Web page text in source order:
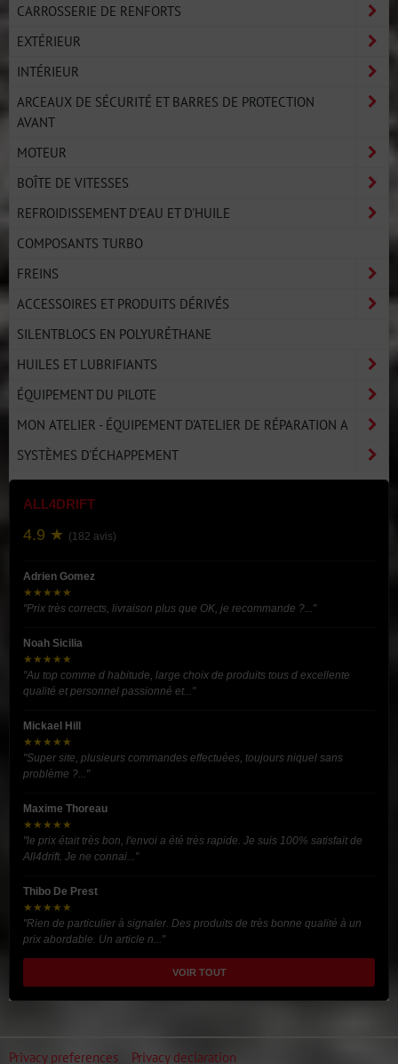
CARROSSERIE DE RENFORTS
EXTÉRIEUR
INTÉRIEUR
ARCEAUX DE SÉCURITÉ ET BARRES DE PROTECTION
AVANT
MOTEUR
BOÎTE DE VITESSES
REFROIDISSEMENT D'EAU ET D'HUILE
COMPOSANTS TURBO
FREINS
ACCESSOIRES ET PRODUITS DÉRIVÉS
SILENTBLOCS EN POLYURÉTHANE
HUILES ET LUBRIFIANTS
ÉQUIPEMENT DU PILOTE
MON ATELIER - ÉQUIPEMENT D'ATELIER DE RÉPARATION A
SYSTÈMES D'ÉCHAPPEMENT
ALL4DRIFT
4.9 ★ (182 avis)
Adrien Gomez
★★★★★
"Prix très corrects, livraison plus que OK, je recommande ?..."
Noah Sicilia
★★★★★
"Au top comme d habitude, large choix de produits tous d excellente
qualité et personnel passionné et..."
Mickael Hill
★★★★★
"Super site, plusieurs commandes effectuées, toujours niquel sans
problème ?..."
Maxime Thoreau
★★★★★
"le prix était très bon, l'envoi a été très rapide. Je suis 100% satisfait de
All4drift. Je ne connai..."
Thibo De Prest
★★★★★
"Rien de particulier à signaler. Des produits de très bonne qualité à un
prix abordable. Un article n..."
VOIR TOUT
Privacy preferences Privacy declaration